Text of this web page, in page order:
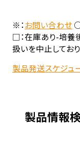
※：お問い合わせ○
□：在庫あり-培養
扱いを中止してお
製品発送スケジュ
製品情報